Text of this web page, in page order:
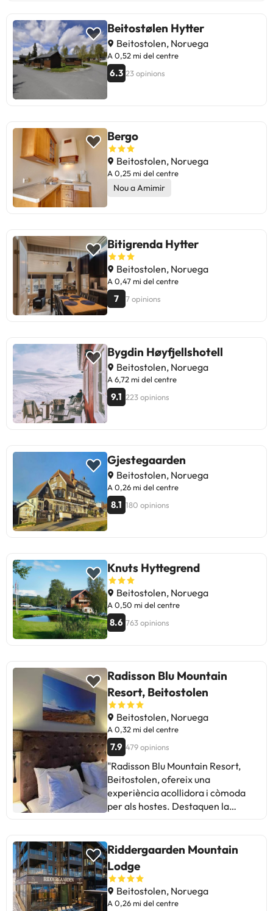
Beitostølen Hytter
Beitostolen, Noruega
A 0,52 mi del centre
6.3 23 opinions
Bergo
Beitostolen, Noruega
A 0,25 mi del centre
Nou a Amimir
Bitigrenda Hytter
Beitostolen, Noruega
A 0,47 mi del centre
7 7 opinions
Bygdin Høyfjellshotell
Beitostolen, Noruega
A 6,72 mi del centre
9.1 223 opinions
Gjestegaarden
Beitostolen, Noruega
A 0,26 mi del centre
8.1 180 opinions
Knuts Hyttegrend
Beitostolen, Noruega
A 0,50 mi del centre
8.6 763 opinions
Radisson Blu Mountain
Resort, Beitostolen
Beitostolen, Noruega
A 0,32 mi del centre
7.9 479 opinions
"Radisson Blu Mountain Resort,
Beitostolen, ofereix una
experiència acollidora i còmoda
per als hostes. Destaquen la
punts a millorar inclouen
problemes de manteniment a les
habitacions i banys, així com la
manca de ventilació en certes
àrees. En general, és ideal per a
Riddergaarden Mountain
Lodge
Beitostolen, Noruega
A 0,26 mi del centre